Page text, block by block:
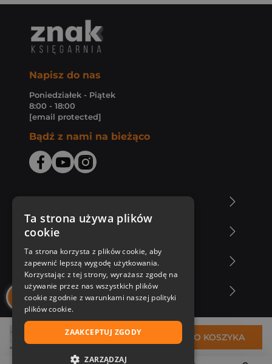
29,42 zł DO KOSZYKA
Napisz do nas
Poniedziałek - Piątek
8:00 - 18:00
[email protected]
Bądź z nami na bieżąco
Zakupy u nas
Nasza oferta
Nasi autorzy
Ta strona używa plików
cookie
Ta strona korzysta z plików cookie, aby
zapewnić lepszą wygodę użytkowania.
Korzystając z tej strony, wyrażasz zgodę na
używanie przez nas wszystkich plików
cookie zgodnie z warunkami naszej polityki
plików cookie.
ZAAKCEPTUJ ZGODY
ZARZĄDZAJ